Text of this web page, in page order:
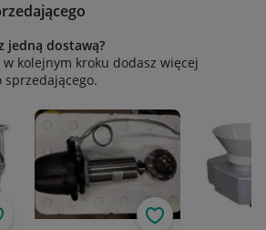
jedną dostawą?
w kolejnym kroku dodasz więcej
Obserwuj